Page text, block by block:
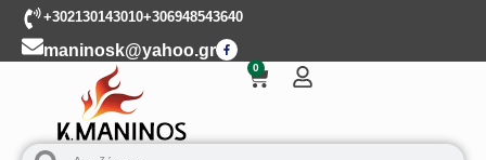
+302130143010+306948543640
maninosk@yahoo.gr
0